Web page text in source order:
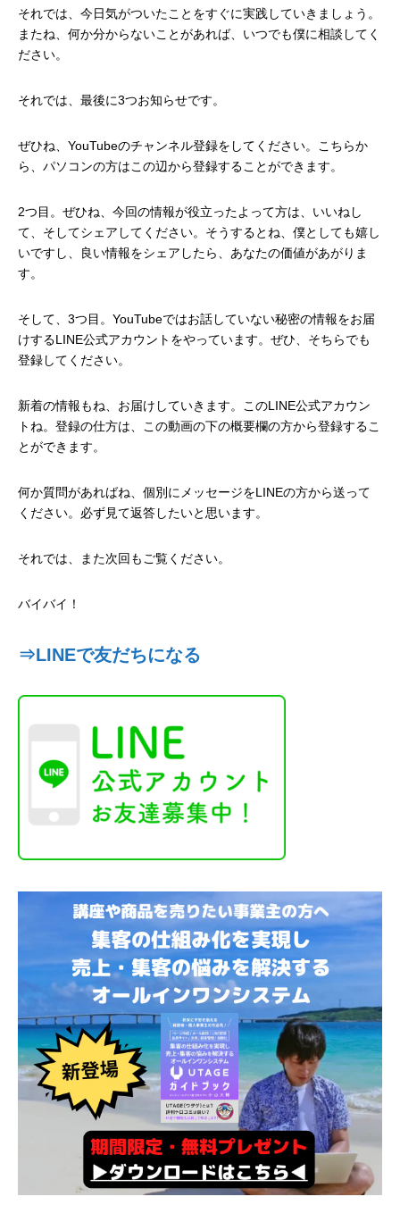
それでは、今日気がついたことをすぐに実践していきましょう。
またね、何か分からないことがあれば、いつでも僕に相談してく
ださい。
それでは、最後に3つお知らせです。
ぜひね、YouTubeのチャンネル登録をしてください。こちらか
ら、パソコンの方はこの辺から登録することができます。
2つ目。ぜひね、今回の情報が役立ったよって方は、いいねし
て、そしてシェアしてください。そうするとね、僕としても嬉し
いですし、良い情報をシェアしたら、あなたの価値があがりま
す。
そして、3つ目。YouTubeではお話していない秘密の情報をお届
けするLINE公式アカウントをやっています。ぜひ、そちらでも
登録してください。
新着の情報もね、お届けしていきます。このLINE公式アカウン
トね。登録の仕方は、この動画の下の概要欄の方から登録するこ
とができます。
何か質問があればね、個別にメッセージをLINEの方から送って
ください。必ず見て返答したいと思います。
それでは、また次回もご覧ください。
バイバイ！
⇒LINEで友だちになる